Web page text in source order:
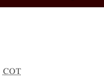
COT